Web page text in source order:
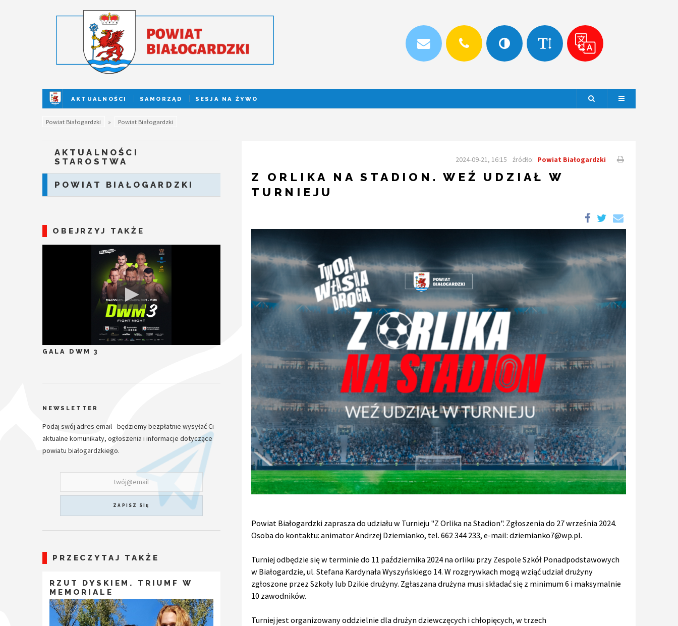
AKTUALNOŚCI SAMORZĄD SESJA NA ŻYWO Szukaj
Powiat Białogardzki » Powiat Białogardzki
2024-09-21, 16:15 źródło: Powiat Białogardzki
Z ORLIKA NA STADION. WEŹ UDZIAŁ W
TURNIEJU
Powiat Białogardzki zaprasza do udziału w Turnieju "Z Orlika na Stadion". Zgłoszenia do 27 września 2024.
Osoba do kontaktu: animator Andrzej Dziemianko, tel. 662 344 233, e-mail: dziemianko7@wp.pl.
Turniej odbędzie się w terminie do 11 października 2024 na orliku przy Zespole Szkół Ponadpodstawowych
w Białogardzie, ul. Stefana Kardynała Wyszyńskiego 14. W rozgrywkach mogą wziąć udział drużyny
zgłoszone przez Szkoły lub Dzikie drużyny. Zgłaszana drużyna musi składać się z minimum 6 i maksymalnie
10 zawodników.
Turniej jest organizowany oddzielnie dla drużyn dziewczęcych i chłopięcych, w trzech
AKTUALNOŚCI
STAROSTWA
POWIAT BIAŁOGARDZKI
OBEJRZYJ TAKŻE
GALA DWM 3
NEWSLETTER
Podaj swój adres email - będziemy bezpłatnie wysyłać Ci
aktualne komunikaty, ogłoszenia i informacje dotyczące
powiatu białogardzkiego.
ZAPISZ SIĘ
PRZECZYTAJ TAKŻE
RZUT DYSKIEM. TRIUMF W
MEMORIALE